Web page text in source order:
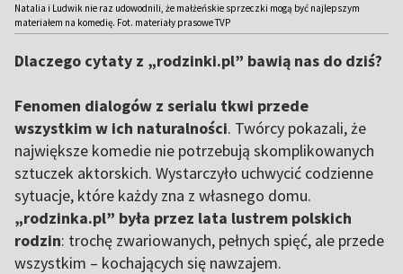
Natalia i Ludwik nie raz udowodnili, że małżeńskie sprzeczki mogą być najlepszym
materiałem na komedię. Fot. materiały prasowe TVP
Dlaczego cytaty z „rodzinki.pl” bawią nas do dziś?
Fenomen dialogów z serialu tkwi przede
wszystkim w ich naturalności. Twórcy pokazali, że
największe komedie nie potrzebują skomplikowanych
sztuczek aktorskich. Wystarczyło uchwycić codzienne
sytuacje, które każdy zna z własnego domu.
„rodzinka.pl” była przez lata lustrem polskich
rodzin: trochę zwariowanych, pełnych spięć, ale przede
wszystkim – kochających się nawzajem.